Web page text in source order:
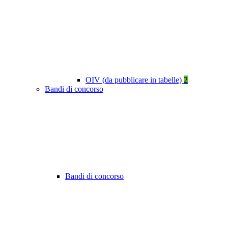
OIV (da pubblicare in tabelle) 2
Bandi di concorso
Bandi di concorso